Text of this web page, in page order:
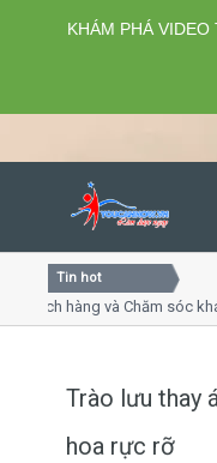
Close
Home
Tin hot
hàng và Chăm sóc khách
Trào lưu thay
hoa rực rỡ
KHÁM PHÁ